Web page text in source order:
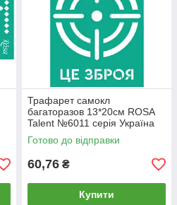
Трафарет самокл
багаторазов 13*20см ROSA
Talent №6011 серія Україна
GTP50086011
Готово до відправки
60,76 ₴
Купити